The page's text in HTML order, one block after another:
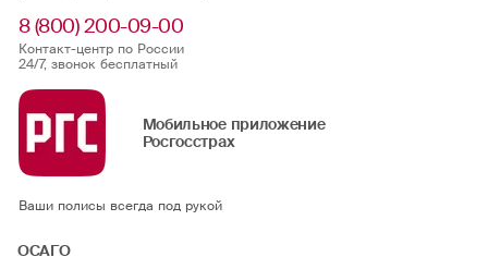
8 (800) 200-09-00
Контакт-центр по России
24/7, звонок бесплатный
Мобильное приложение
Росгосстрах
Ваши полисы всегда под рукой
ОСАГО